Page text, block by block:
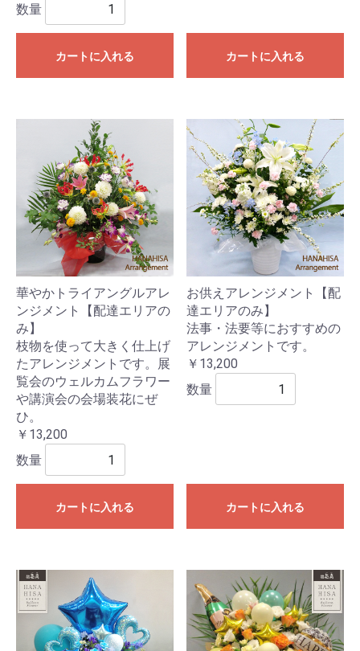
数量
カートに入れる カートに入れる
華やかトライアングルアレ
ンジメント【配達エリアの
み】
枝物を使って大きく仕上げ
たアレンジメントです。展
覧会のウェルカムフラワー
や講演会の会場装花にぜ
ひ。
￥13,200
数量
カートに入れる
お供えアレンジメント【配
達エリアのみ】
法事・法要等におすすめの
アレンジメントです。
￥13,200
数量
カートに入れる